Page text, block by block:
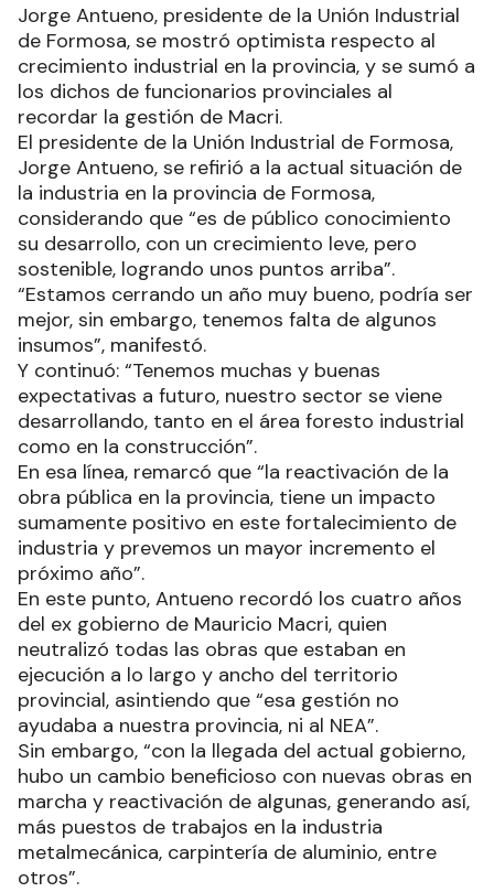
Jorge Antueno, presidente de la Unión Industrial
de Formosa, se mostró optimista respecto al
crecimiento industrial en la provincia, y se sumó a
los dichos de funcionarios provinciales al
recordar la gestión de Macri.
El presidente de la Unión Industrial de Formosa,
Jorge Antueno, se refirió a la actual situación de
la industria en la provincia de Formosa,
considerando que “es de público conocimiento
su desarrollo, con un crecimiento leve, pero
sostenible, logrando unos puntos arriba”.
“Estamos cerrando un año muy bueno, podría ser
mejor, sin embargo, tenemos falta de algunos
insumos”, manifestó.
Y continuó: “Tenemos muchas y buenas
expectativas a futuro, nuestro sector se viene
desarrollando, tanto en el área foresto industrial
como en la construcción”.
En esa línea, remarcó que “la reactivación de la
obra pública en la provincia, tiene un impacto
sumamente positivo en este fortalecimiento de
industria y prevemos un mayor incremento el
próximo año”.
En este punto, Antueno recordó los cuatro años
del ex gobierno de Mauricio Macri, quien
neutralizó todas las obras que estaban en
ejecución a lo largo y ancho del territorio
provincial, asintiendo que “esa gestión no
ayudaba a nuestra provincia, ni al NEA”.
Sin embargo, “con la llegada del actual gobierno,
hubo un cambio beneficioso con nuevas obras en
marcha y reactivación de algunas, generando así,
más puestos de trabajos en la industria
metalmecánica, carpintería de aluminio, entre
otros”.